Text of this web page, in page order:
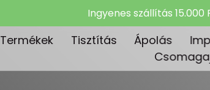
Ingyenes szállítás
Termékek Tisztítás Ápolás